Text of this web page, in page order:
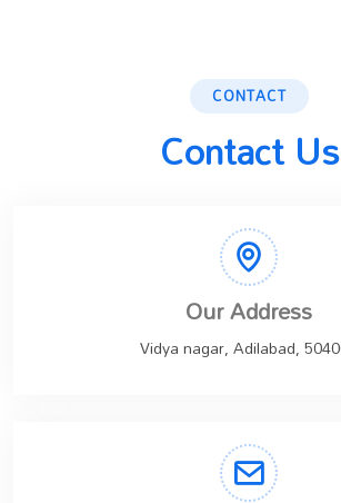
CONTACT
Contact Us
Our Address
Vidya nagar, Adilabad,